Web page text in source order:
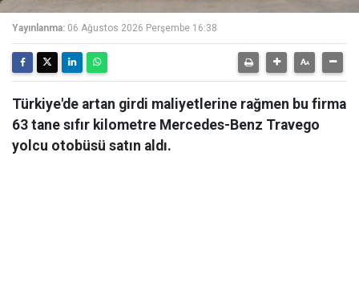
Yayınlanma: 06 Ağustos 2026 Perşembe 16:38
Türkiye'de artan girdi maliyetlerine rağmen bu firma
63 tane sıfır kilometre Mercedes-Benz Travego
yolcu otobüsü satın aldı.